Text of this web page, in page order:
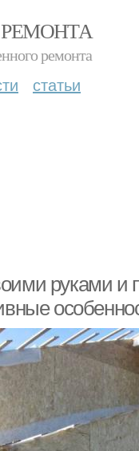
ремонта
статьи
руками и